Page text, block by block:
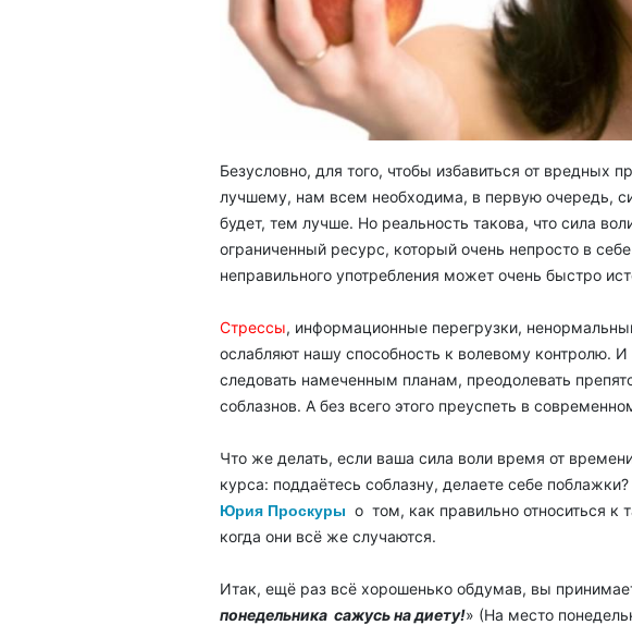
Безусловно, для того, чтобы избавиться от вредных
лучшему, нам всем необходима, в первую очередь,
будет, тем лучше. Но реальность такова, что сила
ограниченный ресурс, который очень непросто в
неправильного употребления может очень быстро
Стрессы, информационные перегрузки,
ослабляют нашу способность к волевому контролю.
следовать намеченным планам, преодолевать
соблазнов. А без всего этого преуспеть в
Что же делать, если ваша сила воли время от
курса: поддаётесь соблазну, делаете себе поблажки?
Юрия Проскуры о том, как правильно относиться к
когда они всё же случаются.
Итак, ещё раз всё хорошенько обдумав, вы
понедельника сажусь на диету!» (На место